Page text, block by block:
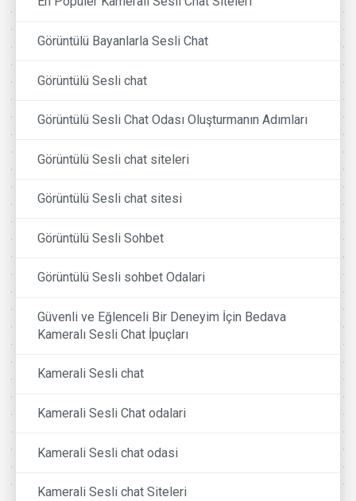
Görüntülü Bayanlarla Sesli Chat
Görüntülü Sesli chat
Görüntülü Sesli Chat Odası Oluşturmanın Adımları
Görüntülü Sesli chat siteleri
Görüntülü Sesli chat sitesi
Görüntülü Sesli Sohbet
Görüntülü Sesli sohbet Odalari
Güvenli ve Eğlenceli Bir Deneyim İçin Bedava
Kameralı Sesli Chat İpuçları
Kamerali Sesli chat
Kamerali Sesli Chat odalari
Kamerali Sesli chat odasi
Kamerali Sesli chat Siteleri